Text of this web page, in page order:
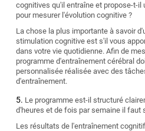
cognitives qu'il entraîne et propose-t-il
pour mesurer l'évolution cognitive ?
La chose la plus importante à savoir
stimulation cognitive est s'il vous
dans votre vie quotidienne. Afin de
programme d'entraînement cérébral
personnalisée réalisée avec des
d'entraînement.
Le programme est-il structuré
d'heures et de fois par semaine il faut
Les résultats de l'entraînement